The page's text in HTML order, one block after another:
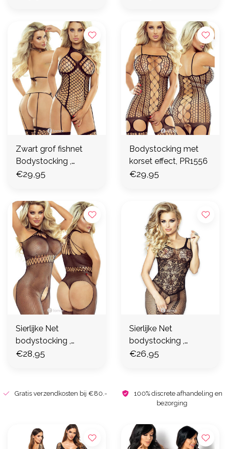
Zwart grof fishnet
Bodystocking ,
PR1542
€29,95
Bodystocking met
korset effect, PR1556
€29,95
Sierlijke Net
bodystocking ,
PR1534
€28,95
Sierlijke Net
bodystocking ,
PR4696
€26,95
Gratis verzendkosten bij €80.-
100% discrete afhandeling en
bezorging